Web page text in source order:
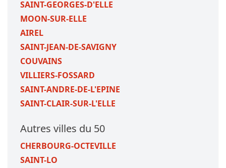
SAINT-GEORGES-D'ELLE
MOON-SUR-ELLE
AIREL
SAINT-JEAN-DE-SAVIGNY
COUVAINS
VILLIERS-FOSSARD
SAINT-ANDRE-DE-L'EPINE
SAINT-CLAIR-SUR-L'ELLE
Autres villes du 50
CHERBOURG-OCTEVILLE
SAINT-LO